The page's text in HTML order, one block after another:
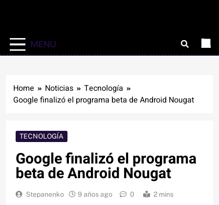
MENU
Home Noticias
Tecnología
Google finalizó el programa beta de Android Nougat
TECNOLOGÍA
Google finalizó el programa
beta de Android Nougat
Stepanenko 9 años ago 0 2 mins